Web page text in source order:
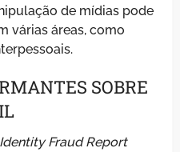
de mídias pode
várias áreas, como
SOBRE
Identity Fraud Report